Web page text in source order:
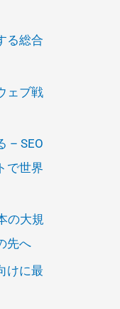
る総合
ェブ戦
– SEO
で世界
の大規
先へ
けに最